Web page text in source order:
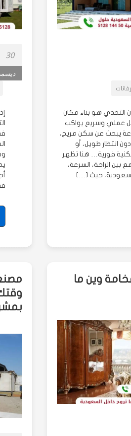
التحدي هو بناء مكان
عملي وسريع يواكب
يبحث عن سكن مريح،
انتظار طويل، أو
فورية… هنا تظهر
بين الراحة، السرعة،
حيث […]
30
وين ما